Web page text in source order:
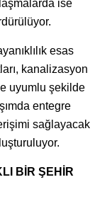
ise
esas
kanalizasyon
uyumlu şekilde
entegre
sağlayacak
BİR ŞEHİR